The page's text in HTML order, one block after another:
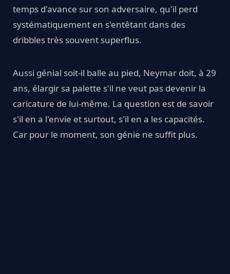
temps d'avance sur son adversaire, qu'il perd
systématiquement en s'entêtant dans des
dribbles très souvent superflus.
Aussi génial soit-il balle au pied, Neymar doit, à 29
ans, élargir sa palette s'il ne veut pas devenir la
caricature de lui-même. La question est de savoir
s'il en a l'envie et surtout, s'il en a les capacités.
Car pour le moment, son génie ne suffit plus.